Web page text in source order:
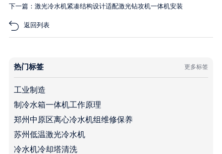
下一篇：激光冷水机紧凑结构设计适配激光钻攻机一体机安装
返回列表
热门标签 更多标签
工业制造
制冷水箱一体机工作原理
郑州中原区离心冷水机组维修保养
苏州低温激光冷水机
冷水机冷却塔清洗